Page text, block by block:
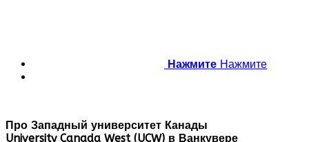
Нажмите Нажмите
Про Западный университет Канады
University Canada West(UCW) в Ванкувере